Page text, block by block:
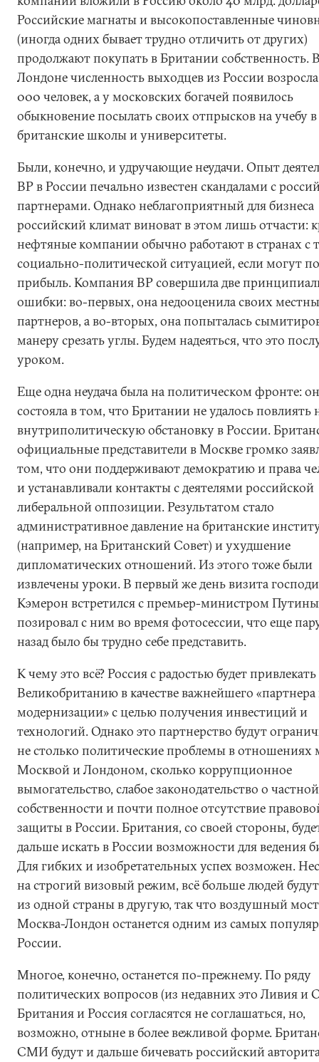
Российские магнаты и высокопоставленные
(иногда одних бывает трудно отличить от других)
продолжают покупать в Британии собственность.
Лондоне численность выходцев из России
000 человек, а у московских богачей появилось
обыкновение посылать своих отпрысков на учебу в
британские школы и университеты.
Были, конечно, и удручающие неудачи. Опыт
BP в России печально известен скандалами с
партнерами. Однако неблагоприятный для бизнеса
российский климат виноват в этом лишь отчасти:
нефтяные компании обычно работают в странах с
социально-политической ситуацией, если могут
прибыль. Компания BP совершила две
ошибки: во-первых, она недооценила своих
партнеров, а во-вторых, она попыталась
манеру срезать углы. Будем надеяться, что это
уроком.
Еще одна неудача была на политическом фронте:
состояла в том, что Британии не удалось повлиять
внутриполитическую обстановку в России.
официальные представители в Москве громко
том, что они поддерживают демократию и права
и устанавливали контакты с деятелями российской
либеральной оппозиции. Результатом стало
административное давление на британские
(например, на Британский Совет) и ухудшение
дипломатических отношений. Из этого тоже были
извлечены уроки. В первый же день визита
Кэмерон встретился с премьер-министром
позировал с ним во время фотосессии, что еще
назад было бы трудно себе представить.
К чему это всё? Россия с радостью будет привлекать
Великобританию в качестве важнейшего
модернизации» с целью получения инвестиций и
технологий. Однако это партнерство будут
не столько политические проблемы в отношениях
Москвой и Лондоном, сколько коррупционное
вымогательство, слабое законодательство о частной
собственности и почти полное отсутствие
защиты в России. Британия, со своей стороны,
дальше искать в России возможности для ведения
Для гибких и изобретательных успех возможен.
на строгий визовый режим, всё больше людей
из одной страны в другую, так что воздушный мост
Москва-Лондон останется одним из самых
России.
Многое, конечно, останется по-прежнему. По ряду
политических вопросов (из недавних это Ливия и
Британия и Россия согласятся не соглашаться, но,
возможно, отныне в более вежливой форме.
СМИ будут и дальше бичевать российский